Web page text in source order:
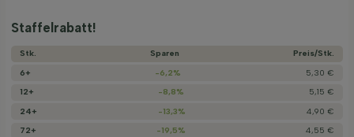
Staffelrabatt!
Stk. Sparen
Preis/­Stk.
6+
-6,2%
5,30 €
12+
-8,8%
5,15 €
24+
-13,3%
4,90 €
72+
-19,5%
4,55 €